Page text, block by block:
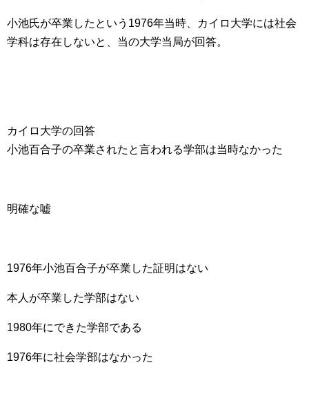
小池氏が卒業したという1976年当時、カイロ大学には社会
学科は存在しないと、当の大学当局が回答。
カイロ大学の回答
小池百合子の卒業されたと言われる学部は当時なかった
明確な嘘
1976年小池百合子が卒業した証明はない
本人が卒業した学部はない
1980年にできた学部である
1976年に社会学部はなかった